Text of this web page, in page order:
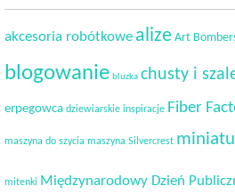
akcesoria robótkowe alize Art
blogowanie bluzka chusty i
erpegowca dziewiarskie inspiracje Fiber
maszyna do szycia maszyna Silvercrest
mitenki Międzynarodowy Dzień